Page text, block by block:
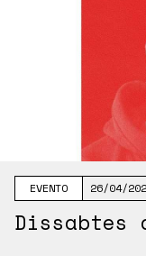
EVENTO 26/04/
Dissabtes